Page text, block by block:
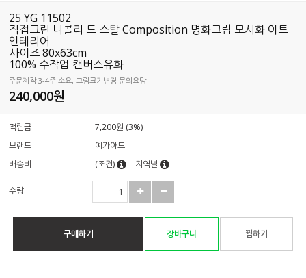
25 YG 11502
직접그린 니콜라 드 스탈 Composition 명화그림 모사화 아트
인테리어
사이즈 80x63cm
100% 수작업 캔버스유화
주문제작 3-4주 소요, 그림크기변경 문의요망
240,000원
적립금
7,200원 (3%)
브랜드
예가아트
배송비
(조건) 지역별
수량
구매하기 장바구니 찜하기